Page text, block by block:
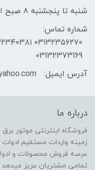
شنبه تا پنجشنبه 8 صبح الی 8 شب پاسخگو هستیم
شماره تماس:
03132373169
آدرس ایمیل:
درباره ما
فروشگاه اینترنتی موتور
زمینه واردات مستقیم ادوات
عرصه فروش محصولات و
تمامی مشتریان عزیز